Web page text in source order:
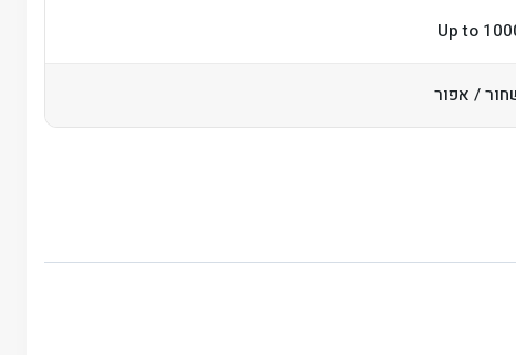
Up to
/ אפור